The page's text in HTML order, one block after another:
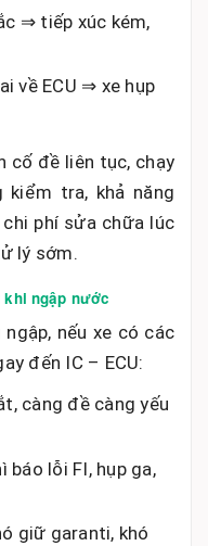
⇒ tiếp xúc kém,
về ECU ⇒ xe hụp
cố đề liên tục, chạy
kiểm tra, khả năng
phí sửa chữa lúc
lý sớm.
khi ngập nước
nếu xe có các
đến IC – ECU:
càng đề càng yếu
lỗi FI, hụp ga,
giữ garanti, khó